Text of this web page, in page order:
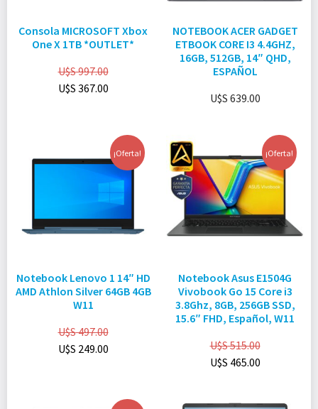
Consola MICROSOFT Xbox
One X 1TB *OUTLET*
U$S997.00
U$S 367.00
NOTEBOOK ACER GADGET
ETBOOK CORE I3 4.4GHZ,
16GB, 512GB, 14″ QHD,
ESPAÑOL
U$S 639.00
¡Oferta!
Notebook Lenovo 1 14″ HD
AMD Athlon Silver 64GB 4GB
W11
U$S497.00
U$S 249.00
¡Oferta!
Notebook Asus E1504G
Vivobook Go 15 Core i3
3.8Ghz, 8GB, 256GB SSD,
15.6″ FHD, Español, W11
U$S515.00
U$S 465.00